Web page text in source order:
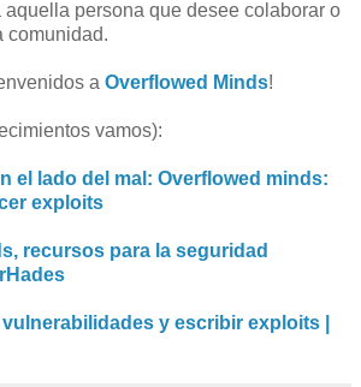
aquella persona que desee colaborar o
comunidad.
a Overflowed Minds!
vamos):
el lado del mal: Overflowed minds:
exploits
recursos para la seguridad
y escribir exploits |